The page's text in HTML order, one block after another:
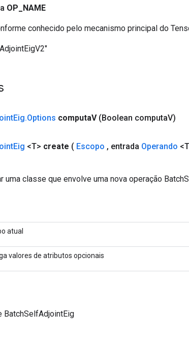
OP NAME
conhecido pelo mecanismo principal do
Eig.Options computaV (Boolean computaV)
Eig <T> create ( Escopo , entrada Operando
uma classe que envolve uma nova operação
atual
valores de atributos opcionais
BatchSelfAdjointEig